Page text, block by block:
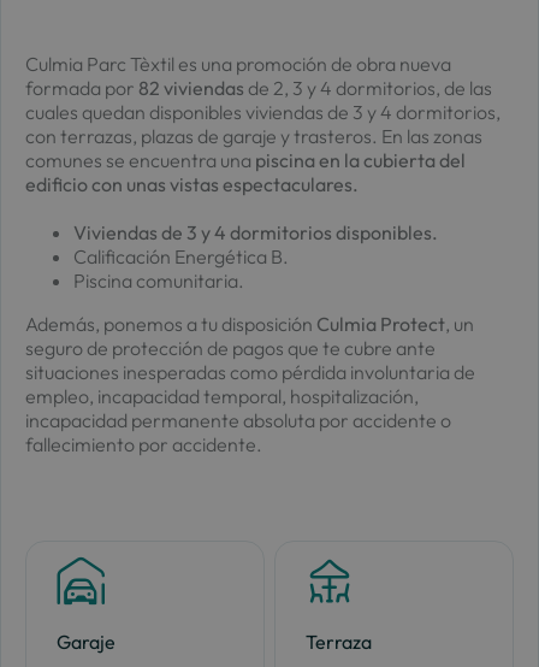
Culmia Parc Tèxtil es una promoción de obra nueva
formada por 82 viviendas de 2, 3 y 4 dormitorios, de las
cuales quedan disponibles viviendas de 3 y 4 dormitorios,
con terrazas, plazas de garaje y trasteros. En las zonas
comunes se encuentra una piscina en la cubierta del
edificio con unas vistas espectaculares.
Viviendas de 3 y 4 dormitorios disponibles.
Calificación Energética B.
Piscina comunitaria.
Además, ponemos a tu disposición Culmia Protect, un
seguro de protección de pagos que te cubre ante
situaciones inesperadas como pérdida involuntaria de
empleo, incapacidad temporal, hospitalización,
incapacidad permanente absoluta por accidente o
fallecimiento por accidente.
Garaje Terraza